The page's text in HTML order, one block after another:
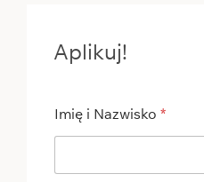
Aplikuj!
Imię i Nazwisko *